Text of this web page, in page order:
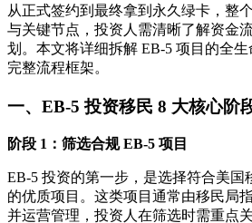
从正式签约到最终拿到永久绿卡，整
与关键节点，投资人需清晰了解资金
划。本文将详细拆解 EB-5 项目的全
完整流程框架。
一、EB-5 投资移民 8 大核心阶
阶段 1：筛选合规 EB-5 项目
EB-5 投资的第一步，是选择符合美国
的优质项目。这类项目通常由移民局
并运营管理，投资人在筛选时需重点